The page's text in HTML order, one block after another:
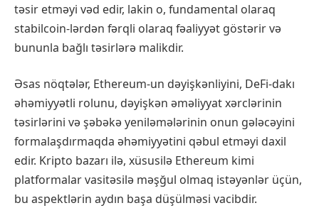
təsir etməyi vəd edir, lakin o, fundamental olaraq
stabilcoin-lərdən fərqli olaraq fəaliyyət göstərir və
bununla bağlı təsirlərə malikdir.
Əsas nöqtələr, Ethereum-un dəyişkənliyini, DeFi-dakı
əhəmiyyətli rolunu, dəyişkən əməliyyat xərclərinin
təsirlərini və şəbəkə yeniləmələrinin onun gələcəyini
formalaşdırmaqda əhəmiyyətini qəbul etməyi daxil
edir. Kripto bazarı ilə, xüsusilə Ethereum kimi
platformalar vasitəsilə məşğul olmaq istəyənlər üçün,
bu aspektlərin aydın başa düşülməsi vacibdir.